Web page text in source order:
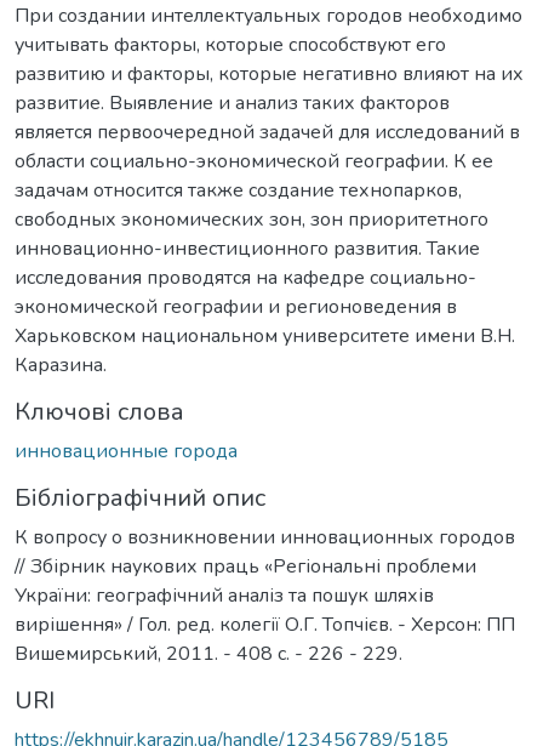
При создании интеллектуальных городов необходимо
учитывать факторы, которые способствуют его
развитию и факторы, которые негативно влияют на их
развитие. Выявление и анализ таких факторов
является первоочередной задачей для исследований в
области социально-экономической географии. К ее
задачам относится также создание технопарков,
свободных экономических зон, зон приоритетного
инновационно-инвестиционного развития. Такие
исследования проводятся на кафедре социально-
экономической географии и регионоведения в
Харьковском национальном университете имени В.Н.
Каразина.
Ключові слова
инновационные города
Бібліографічний опис
К вопросу о возникновении инновационных городов
// Збірник наукових праць «Регіональні проблеми
України: географічний аналіз та пошук шляхів
вирішення» / Гол. ред. колегії О.Г. Топчієв. - Херсон: ПП
Вишемирський, 2011. - 408 с. - 226 - 229.
URI
https://ekhnuir.karazin.ua/handle/123456789/5185